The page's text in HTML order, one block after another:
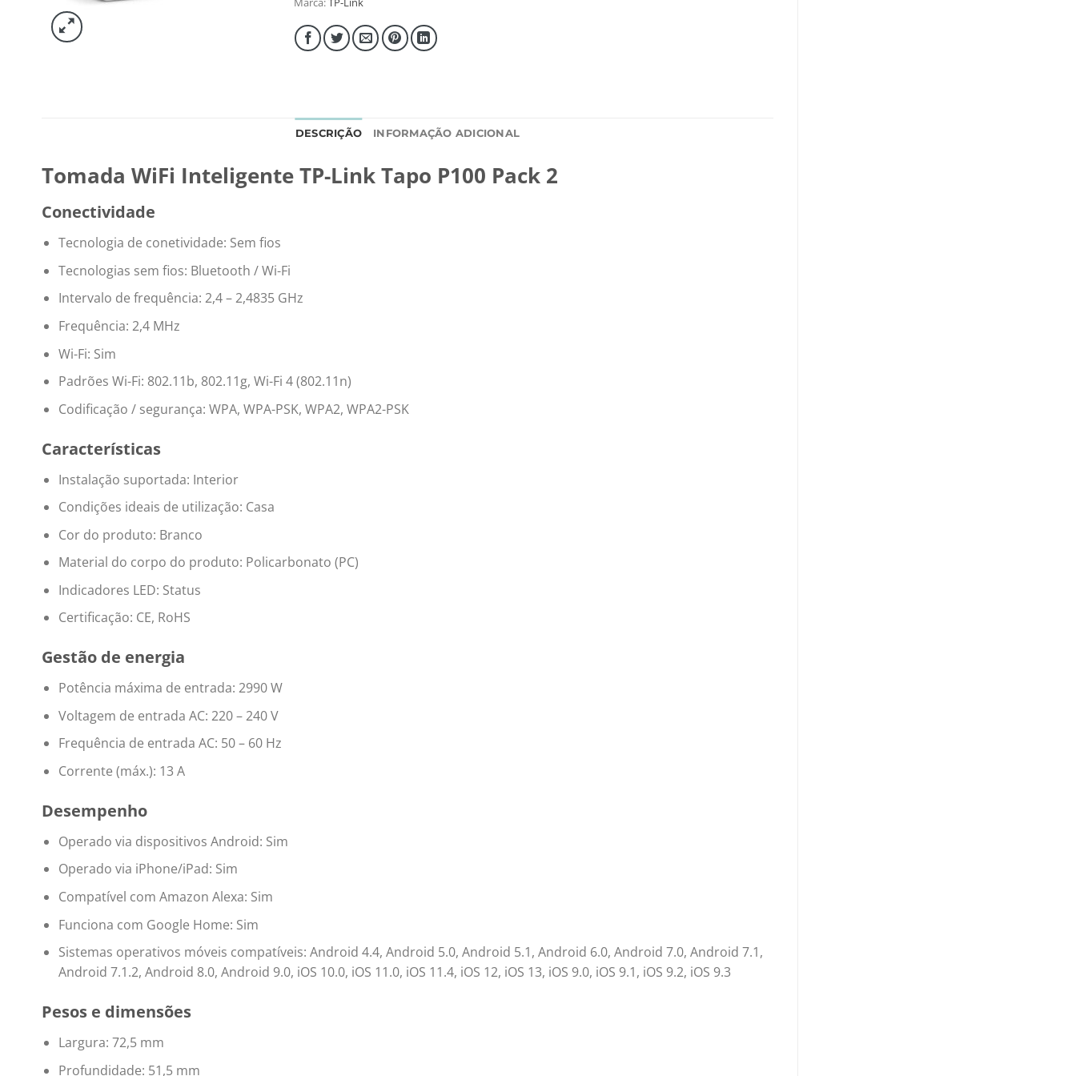
DESCRIÇÃO INFORMAÇÃO ADICIONAL
Tomada WiFi Inteligente TP-Link Tapo P100 Pack 2
Conectividade
Tecnologia de conetividade: Sem fios
Tecnologias sem fios: Bluetooth / Wi-Fi
Intervalo de frequência: 2,4 – 2,4835 GHz
Frequência: 2,4 MHz
Wi-Fi: Sim
Padrões Wi-Fi: 802.11b, 802.11g, Wi-Fi 4 (802.11n)
Codificação / segurança: WPA, WPA-PSK, WPA2, WPA2-PSK
Características
Instalação suportada: Interior
Condições ideais de utilização: Casa
Cor do produto: Branco
Material do corpo do produto: Policarbonato (PC)
Indicadores LED: Status
Certificação: CE, RoHS
Gestão de energia
Potência máxima de entrada: 2990 W
Voltagem de entrada AC: 220 – 240 V
Frequência de entrada AC: 50 – 60 Hz
Corrente (máx.): 13 A
Desempenho
Operado via dispositivos Android: Sim
Operado via iPhone/iPad: Sim
Compatível com Amazon Alexa: Sim
Funciona com Google Home: Sim
Sistemas operativos móveis compatíveis: Android 4.4, Android 5.0, Android 5.1, Android 6.0, Android 7.0, Android 7.1,
Android 7.1.2, Android 8.0, Android 9.0, iOS 10.0, iOS 11.0, iOS 11.4, iOS 12, iOS 13, iOS 9.0, iOS 9.1, iOS 9.2, iOS 9.3
Pesos e dimensões
Largura: 72,5 mm
Profundidade: 51,5 mm